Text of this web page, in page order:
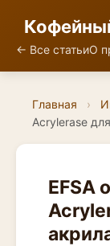
← Все статьиО
Главная ›
Acrylerase
EFSA